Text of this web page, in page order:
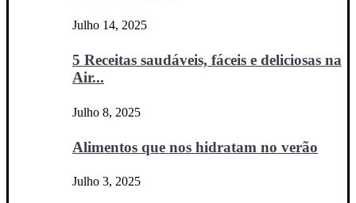
Julho 14, 2025
5 Receitas saudáveis, fáceis e deliciosas na
Air...
Julho 8, 2025
Alimentos que nos hidratam no verão
Julho 3, 2025